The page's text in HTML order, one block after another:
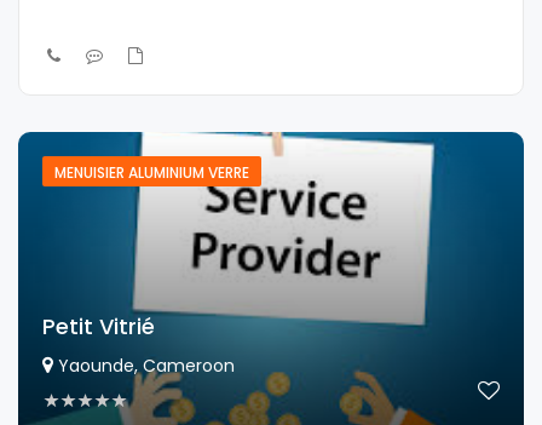
MENUISIER ALUMINIUM VERRE
Petit Vitrié
Yaounde, Cameroon